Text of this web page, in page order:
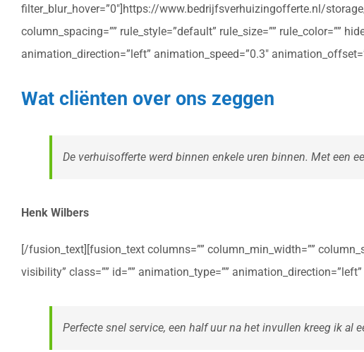
filter_blur_hover=”0″]https://www.bedrijfsverhuizingofferte.nl/
column_spacing=”” rule_style=”default” rule_size=”” rule_color=””
animation_direction=”left” animation_speed=”0.3″
Wat cliënten over ons zeggen
De verhuisofferte werd binnen enkele uren binnen. Met een
Henk Wilbers
[/fusion_text][fusion_text columns=”” column_min_width=””
visibility” class=”” id=”” animation_type=””
Perfecte snel service, een half uur na het invullen kreeg ik al